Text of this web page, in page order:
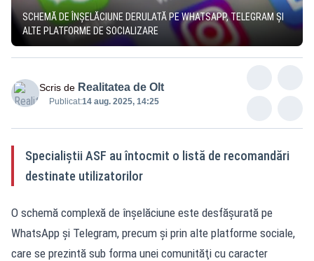
SCHEMĂ DE ÎNȘELĂCIUNE DERULATĂ PE WHATSAPP, TELEGRAM ȘI
ALTE PLATFORME DE SOCIALIZARE
Scris de Realitatea de Olt
Publicat:14 aug. 2025, 14:25
Specialiştii ASF au întocmit o listă de recomandări
destinate utilizatorilor
O schemă complexă de înșelăciune este desfășurată pe
WhatsApp şi Telegram, precum şi prin alte platforme sociale,
care se prezintă sub forma unei comunităţi cu caracter